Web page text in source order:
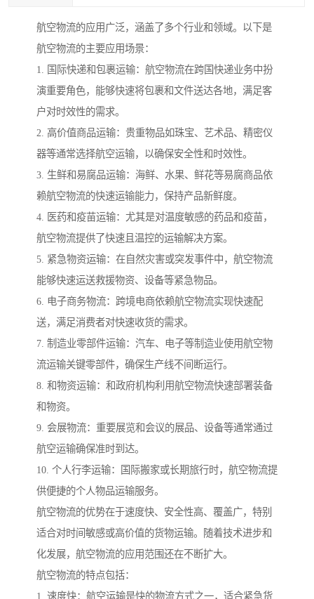
航空物流的应用广泛，涵盖了多个行业和领域。以下是
航空物流的主要应用场景：
1. 国际快递和包裹运输：航空物流在跨国快递业务中扮
演重要角色，能够快速将包裹和文件送达各地，满足客
户对时效性的需求。
2. 高价值商品运输：贵重物品如珠宝、艺术品、精密仪
器等通常选择航空运输，以确保安全性和时效性。
3. 生鲜和易腐品运输：海鲜、水果、鲜花等易腐商品依
赖航空物流的快速运输能力，保持产品新鲜度。
4. 医药和疫苗运输：尤其是对温度敏感的药品和疫苗，
航空物流提供了快速且温控的运输解决方案。
5. 紧急物资运输：在自然灾害或突发事件中，航空物流
能够快速运送救援物资、设备等紧急物品。
6. 电子商务物流：跨境电商依赖航空物流实现快速配
送，满足消费者对快速收货的需求。
7. 制造业零部件运输：汽车、电子等制造业使用航空物
流运输关键零部件，确保生产线不间断运行。
8. 和物资运输：和政府机构利用航空物流快速部署装备
和物资。
9. 会展物流：重要展览和会议的展品、设备等通常通过
航空运输确保准时到达。
10. 个人行李运输：国际搬家或长期旅行时，航空物流提
供便捷的个人物品运输服务。
航空物流的优势在于速度快、安全性高、覆盖广，特别
适合对时间敏感或高价值的货物运输。随着技术进步和
化发展，航空物流的应用范围还在不断扩大。
航空物流的特点包括：
1. 速度快：航空运输是快的物流方式之一，适合紧急货